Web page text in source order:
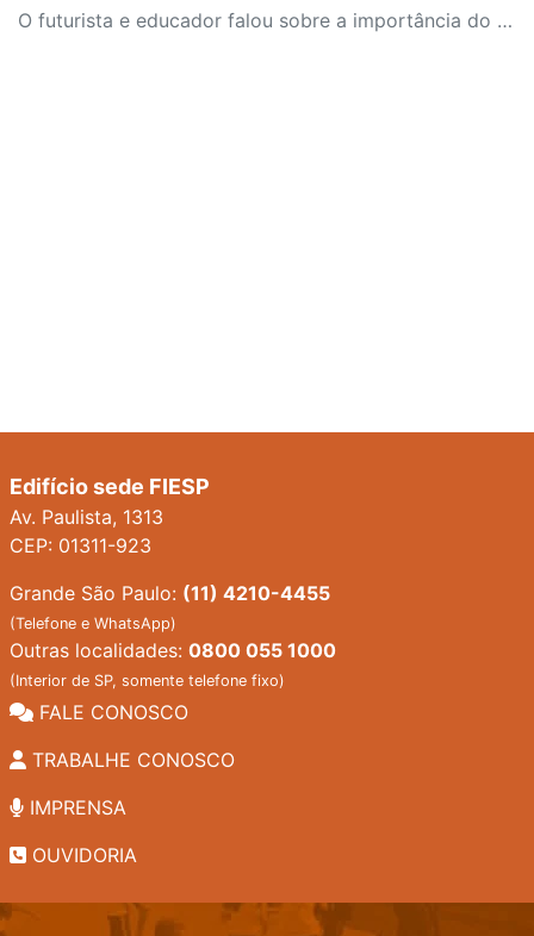
O futurista e educador falou sobre a importância do aprendizado sobre o futuro aos professores e estudantes presentes
Edifício sede FIESP
Av. Paulista, 1313
CEP: 01311-923
Grande São Paulo: (11) 4210-4455
(Telefone e WhatsApp)
Outras localidades: 0800 055 1000
(Interior de SP, somente telefone fixo)
FALE CONOSCO
TRABALHE CONOSCO
IMPRENSA
OUVIDORIA